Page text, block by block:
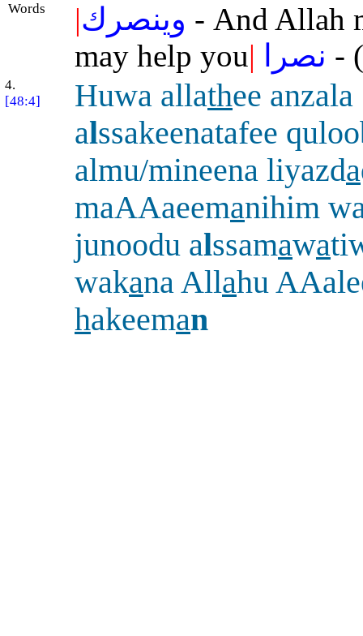
Words |وينصرك - And Allah
may help you| نصرا -
4.
[48:4]
Huwa allathee anzala
alssakeenatafee
almu/mineena liyazda
maAAaeemanihim
junoodu alssamawa
wakana Allahu
hakeeman